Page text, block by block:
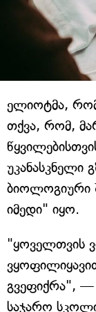
ელიოტმა,
თქვა, რომ,
უკანასკნელი
ბიოლოგიური
იმედი" იყო.
"ყოველთვის
გვეფიქრა", —
საჯარო